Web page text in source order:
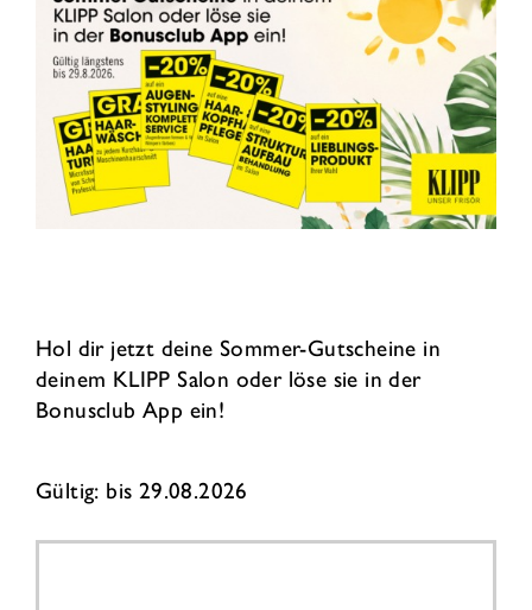
Hol dir jetzt deine Sommer-Gutscheine in
deinem KLIPP Salon oder löse sie in der
Bonusclub App ein!
Gültig: bis 29.08.2026